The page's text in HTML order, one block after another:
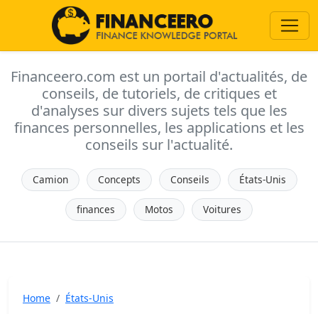
Financeero.com est un portail d'actualités, de
conseils, de tutoriels, de critiques et
d'analyses sur divers sujets tels que les
finances personnelles, les applications et les
conseils sur l'actualité.
Camion Concepts Conseils États-Unis
finances Motos Voitures
Home États-Unis